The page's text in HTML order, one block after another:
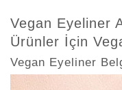
Vegan Eyeliner
Ürünler İçin
Vegan Eyeliner